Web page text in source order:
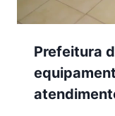
Prefeitura